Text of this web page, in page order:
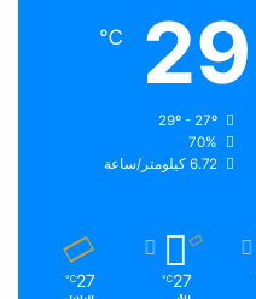
29
℃
29º - 27º
70%
6.72 كيلومتر/ساعة
27
℃
27
℃